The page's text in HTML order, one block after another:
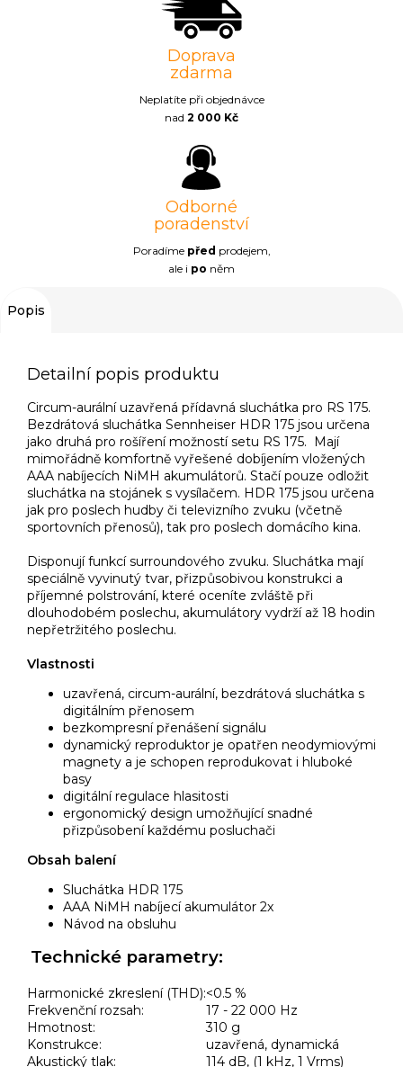
Doprava
zdarma
Neplatíte při objednávce
nad 2 000 Kč
Odborné
poradenství
Poradíme před prodejem,
ale i po něm
Popis
Detailní popis produktu
Circum-aurální uzavřená přídavná sluchátka pro RS 175.
Bezdrátová sluchátka Sennheiser HDR 175 jsou určena
jako druhá pro rošíření možností setu RS 175. Mají
mimořádně komfortně vyřešené dobíjením vložených
AAA nabíjecích NiMH akumulátorů. Stačí pouze odložit
sluchátka na stojánek s vysílačem. HDR 175 jsou určena
jak pro poslech hudby či televizního zvuku (včetně
sportovních přenosů), tak pro poslech domácího kina.
Disponují funkcí surroundového zvuku. Sluchátka mají
speciálně vyvinutý tvar, přizpůsobivou konstrukci a
příjemné polstrování, které oceníte zvláště při
dlouhodobém poslechu, akumulátory vydrží až 18 hodin
nepřetržitého poslechu.
Vlastnosti
uzavřená, circum-aurální, bezdrátová sluchátka s
digitálním přenosem
bezkompresní přenášení signálu
dynamický reproduktor je opatřen neodymiovými
magnety a je schopen reprodukovat i hluboké
basy
digitální regulace hlasitosti
ergonomický design umožňující snadné
přizpůsobení každému posluchači
Obsah balení
Sluchátka HDR 175
AAA NiMH nabíjecí akumulátor 2x
Návod na obsluhu
Technické parametry:
Harmonické zkreslení (THD):<0.5 %
Frekvenční rozsah:
17 - 22 000 Hz
Hmotnost:
310 g
Konstrukce:
uzavřená, dynamická
Akustický tlak:
114 dB, (1 kHz, 1 Vrms)